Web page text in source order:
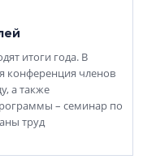
итоги года. В
конференция членов
а также
– семинар по
труд